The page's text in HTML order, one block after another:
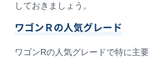
しておきましょう。
ワゴンＲの人気グレード
ワゴンRの人気グレードで特に主